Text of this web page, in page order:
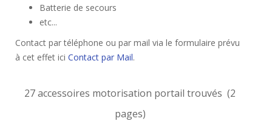
Batterie de secours
etc...
Contact par téléphone ou par mail via le formulaire prévu
à cet effet ici Contact par Mail.
27 accessoires motorisation portail trouvés (2
pages)